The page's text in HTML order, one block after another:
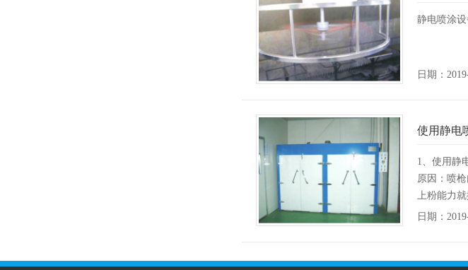
静电喷涂
日期：
使用静电
1、使用静
原因：喷
上粉能力就
建议：清
日期：